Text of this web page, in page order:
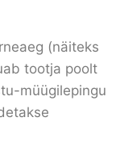
(näiteks
tootja poolt
müügilepingu